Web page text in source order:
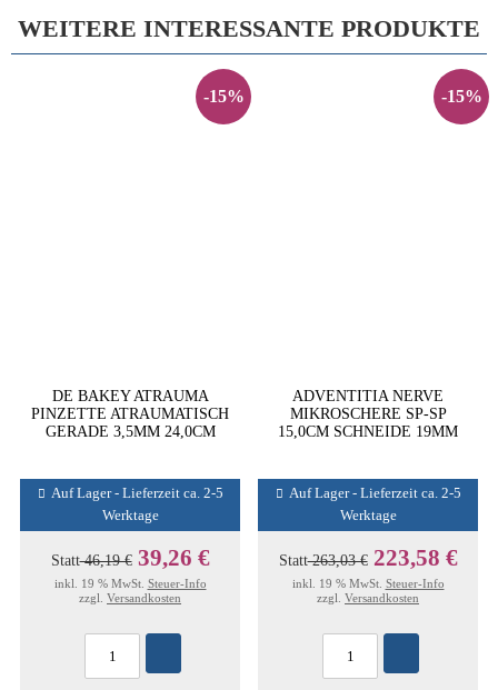
WEITERE INTERESSANTE PRODUKTE
-15%
DE BAKEY ATRAUMA
PINZETTE ATRAUMATISCH
GERADE 3,5MM 24,0CM
Auf Lager - Lieferzeit ca. 2-5
Werktage
Statt46,19 € 39,26 €
inkl. 19 % MwSt. Steuer-Info
zzgl. Versandkosten
-15%
ADVENTITIA NERVE
MIKROSCHERE SP-SP
15,0CM SCHNEIDE 19MM
Auf Lager - Lieferzeit ca. 2-5
Werktage
Statt263,03 € 223,58 €
inkl. 19 % MwSt. Steuer-Info
zzgl. Versandkosten